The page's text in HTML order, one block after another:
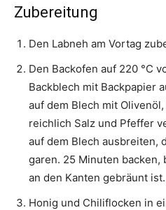
Zubereitung
Den Labneh am Vortag
Den Backofen auf 220 °C
Backblech mit Backpapier
auf dem Blech mit
reichlich Salz und Pfeffer
auf dem Blech ausbreiten,
garen. 25 Minuten backen,
an den Kanten gebräunt ist.
Honig und Chiliflocken in